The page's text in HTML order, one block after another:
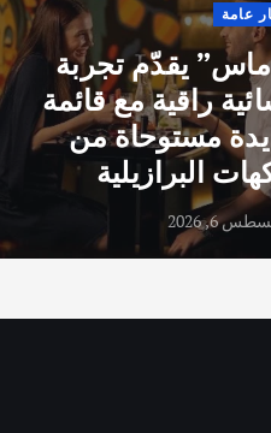
عامة
يقدّم تجربة
راقية مع قائمة
مستوحاة من
البرازيلية
6, 2026